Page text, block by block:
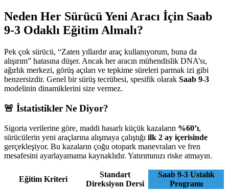
Neden Her Sürücü Yeni Aracı İçin Saab
9-3 Odaklı Eğitim Almalı?
Pek çok sürücü, “Zaten yıllardır araç kullanıyorum, buna da
alışırım” hatasına düşer. Ancak her aracın mühendislik DNA’sı,
ağırlık merkezi, görüş açıları ve tepkime süreleri parmak izi gibi
benzersizdir. Genel bir sürüş tecrübesi, spesifik olarak Saab 9-3
modelinin dinamiklerini size vermez.
🚨 İstatistikler Ne Diyor?
Sigorta verilerine göre, maddi hasarlı küçük kazaların %60’ı,
sürücülerin yeni araçlarına alışmaya çalıştığı ilk 2 ay içerisinde
gerçekleşiyor. Bu kazaların çoğu otopark manevraları ve fren
mesafesini ayarlayamama kaynaklıdır. Yatırımınızı riske atmayın.
Eğitim Kriteri
Standart
Direksiyon Dersi
Saab 9-3 Ustalık
Programı